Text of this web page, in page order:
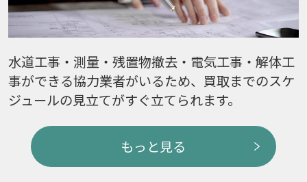
水道工事・測量・残置物撤去・電気工事・解体工
事ができる協力業者がいるため、買取までのスケ
ジュールの見立てがすぐ立てられます。
もっと見る